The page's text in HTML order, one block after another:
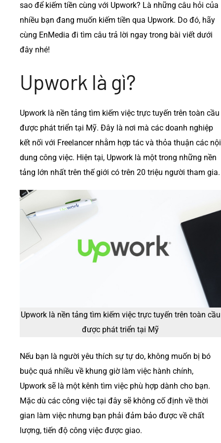
sao để kiếm tiền cùng với Upwork? Là những câu hỏi của
nhiều bạn đang muốn kiếm tiền qua Upwork. Do đó, hãy
cùng EnMedia đi tìm câu trả lời ngay trong bài viết dưới
đây nhé!
Upwork là gì?
Upwork là nền tảng tìm kiếm việc trực tuyến trên toàn cầu
được phát triển tại Mỹ. Đây là nơi mà các doanh nghiệp
kết nối với Freelancer nhằm hợp tác và thỏa thuận các nội
dung công việc. Hiện tại, Upwork là một trong những nền
tảng lớn nhất trên thế giới có trên 20 triệu người tham gia.
Upwork là nền tảng tìm kiếm việc trực tuyến trên toàn cầu
được phát triển tại Mỹ
Nếu bạn là người yêu thích sự tự do, không muốn bị bó
buộc quá nhiều về khung giờ làm việc hành chính,
Upwork sẽ là một kênh tìm việc phù hợp dành cho bạn.
Mặc dù các công việc tại đây sẽ không cố định về thời
gian làm việc nhưng bạn phải đảm bảo được về chất
lượng, tiến độ công việc được giao.